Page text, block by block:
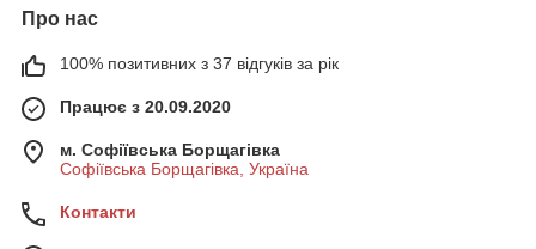
Про нас
100% позитивних з 37 відгуків за рік
Працює з 20.09.2020
м. Софіївська Борщагівка
Софіївська Борщагівка, Україна
Контакти